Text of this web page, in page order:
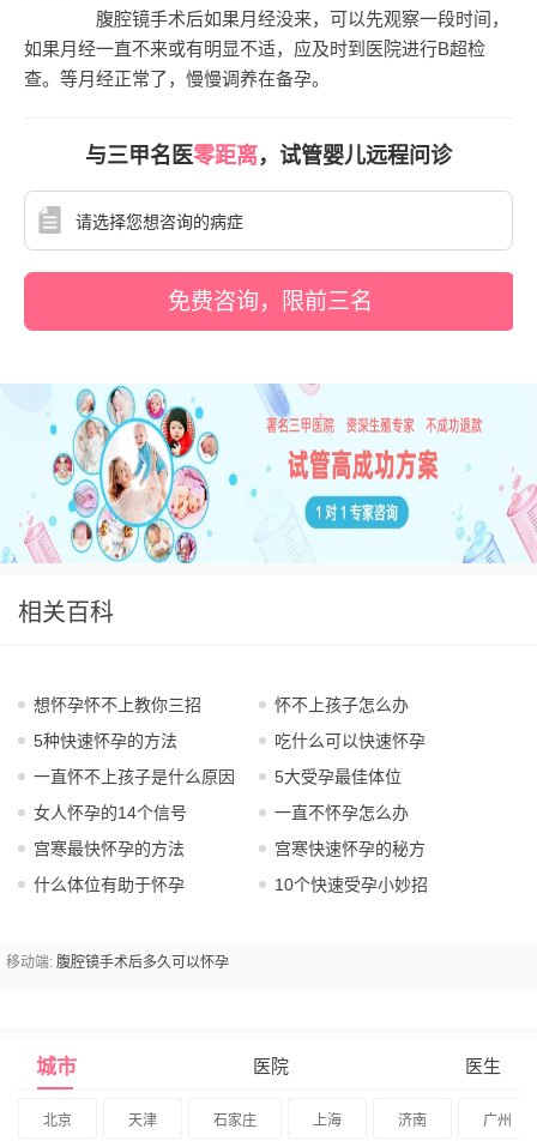
腹腔镜手术后如果月经没来，可以先观察一段时间，
如果月经一直不来或有明显不适，应及时到医院进行B超检
查。等月经正常了，慢慢调养在备孕。
与三甲名医零距离 ，试管婴儿远程问诊
免费咨询，限前三名
相关百科
想怀孕怀不上教你三招
怀不上孩子怎么办
5种快速怀孕的方法
吃什么可以快速怀孕
一直怀不上孩子是什么原因
5大受孕最佳体位
女人怀孕的14个信号
一直不怀孕怎么办
宫寒最快怀孕的方法
宫寒快速怀孕的秘方
什么体位有助于怀孕
10个快速受孕小妙招
移动端: 腹腔镜手术后多久可以怀孕
城市 医院 医生
北京 天津 石家庄 上海 济南 广州